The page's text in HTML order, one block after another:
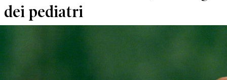
dei pediatri